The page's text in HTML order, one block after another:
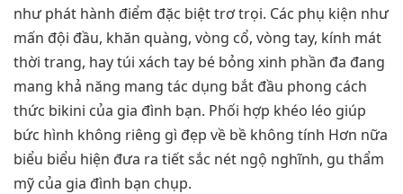
như phát hành điểm đặc biệt trơ trọi. Các phụ kiện như
mấn đội đầu, khăn quàng, vòng cổ, vòng tay, kính mát
thời trang, hay túi xách tay bé bỏng xinh phần đa đang
mang khả năng mang tác dụng bắt đầu phong cách
thức bikini của gia đình bạn. Phối hợp khéo léo giúp
bức hình không riêng gì đẹp về bề không tính Hơn nữa
biểu biểu hiện đưa ra tiết sắc nét ngộ nghĩnh, gu thẩm
mỹ của gia đình bạn chụp.